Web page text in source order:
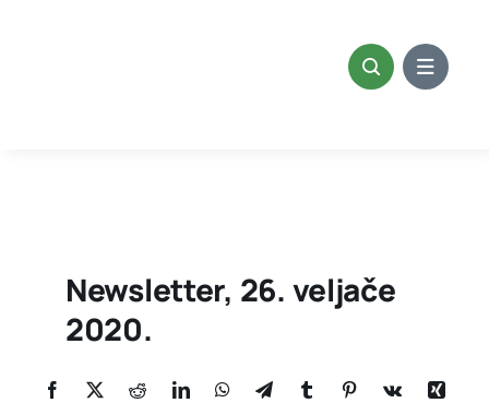
Newsletter, 26. veljače
2020.